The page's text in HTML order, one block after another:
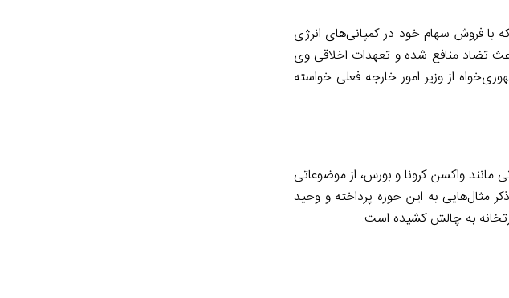
فروش سهام خود در کمپانی‌های انرژی
تضاد منافع شده و تعهدات اخلاقی وی
از وزیر امور خارجه فعلی خواسته
واکسن کرونا و بورس، از موضوعاتی
مثال‌هایی به این حوزه پرداخته و وحید
به چالش کشیده است.